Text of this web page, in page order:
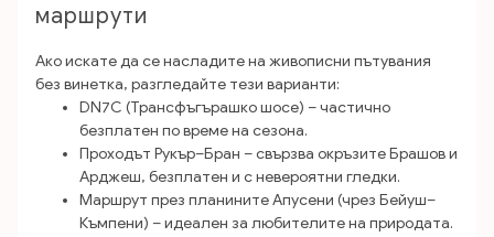
маршрути
Ако искате да се насладите на живописни пътувания
без винетка, разгледайте тези варианти:
DN7C (Трансфъгърашко шосе) – частично
безплатен по време на сезона.
Проходът Рукър–Бран – свързва окръзите Брашов и
Арджеш, безплатен и с невероятни гледки.
Маршрут през планините Апусени (чрез Бейуш–
Къмпени) – идеален за любителите на природата.